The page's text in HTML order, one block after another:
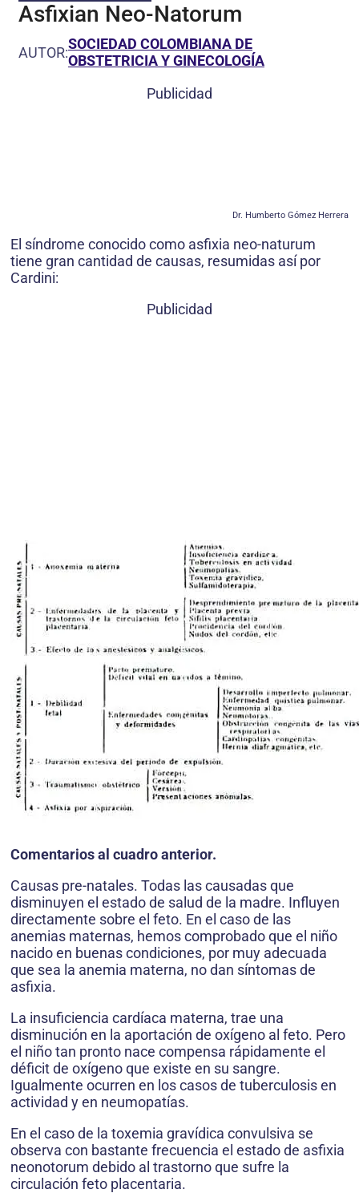
Asfixian Neo-Natorum
AUTOR:SOCIEDAD COLOMBIANA DE
OBSTETRICIA Y GINECOLOGÍA
Publicidad
Dr. Humberto Gómez Herrera
El síndrome conocido como asfixia neo-naturum
tiene gran cantidad de causas, resumidas así por
Cardini:
Publicidad
Comentarios al cuadro anterior.
Causas pre-natales. Todas las causadas que
disminuyen el estado de salud de la madre. Influyen
directamente sobre el feto. En el caso de las
anemias maternas, hemos comprobado que el niño
nacido en buenas condiciones, por muy adecuada
que sea la anemia materna, no dan síntomas de
asfixia.
La insuficiencia cardíaca materna, trae una
disminución en la aportación de oxígeno al feto. Pero
el niño tan pronto nace compensa rápidamente el
déficit de oxígeno que existe en su sangre.
Igualmente ocurren en los casos de tuberculosis en
actividad y en neumopatías.
En el caso de la toxemia gravídica convulsiva se
observa con bastante frecuencia el estado de asfixia
neonotorum debido al trastorno que sufre la
circulación feto placentaria.